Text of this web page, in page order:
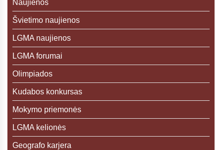
Naujienos
Švietimo naujienos
LGMA naujienos
LGMA forumai
Olimpiados
Kudabos konkursas
Mokymo priemonės
LGMA kelionės
Geografo karjera